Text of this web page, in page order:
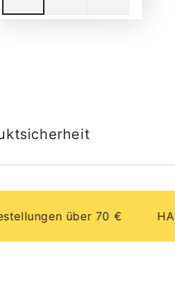
über 70 €